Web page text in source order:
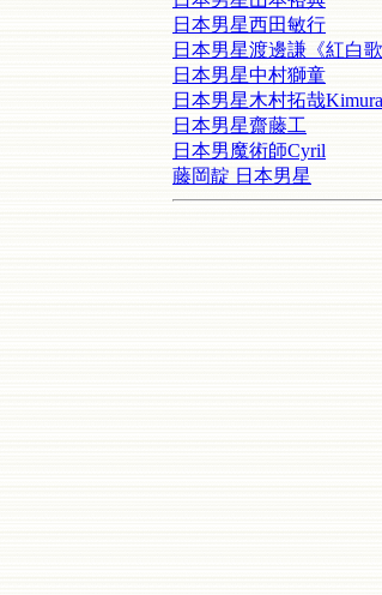
日本男星西田敏行
日本男星渡邊謙《紅白歌
日本男星中村獅童
日本男星木村拓哉
日本男星齋藤工
日本男魔術師Cyril
藤岡靛 日本男星